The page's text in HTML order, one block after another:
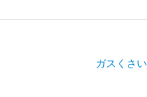
ガスくさい